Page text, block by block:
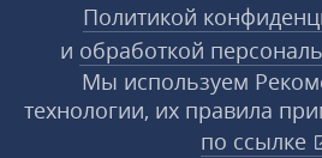
Политикой
и обработкой
Мы используем
технологии, их правила
по ссылке